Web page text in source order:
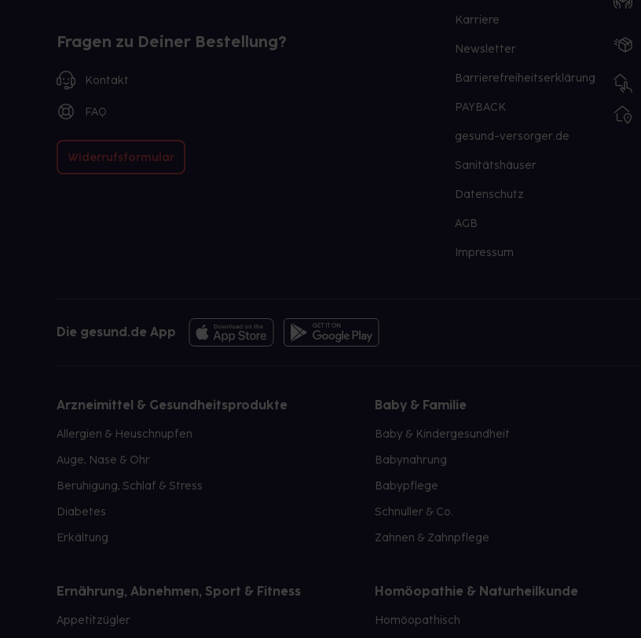
Fragen zu Deiner Bestellung?
Kontakt
FAQ
Widerrufsformular
Karriere
Newsletter
Barrierefreiheitserklärung
PAYBACK
gesund-versorger.de
Sanitätshäuser
Datenschutz
AGB
Impressum
Die gesund.de App
Arzneimittel & Gesundheitsprodukte
Allergien & Heuschnupfen
Auge, Nase & Ohr
Beruhigung, Schlaf & Stress
Diabetes
Erkältung
Baby & Familie
Baby & Kindergesundheit
Babynahrung
Babypflege
Schnuller & Co.
Zahnen & Zahnpflege
Ernährung, Abnehmen, Sport & Fitness
Appetitzügler
Homöopathie & Naturheilkunde
Homöopathisch